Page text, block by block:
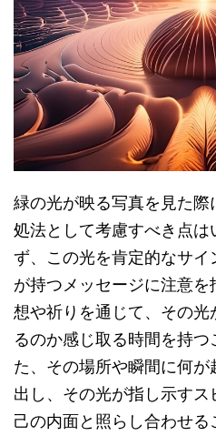
緑の光が映る写真を見た
処法として考慮すべき点は
ず、この光を肯定的なサ
が持つメッセージに注意
想や祈りを通じて、その
るのか感じ取る時間を持つ
た、その場所や瞬間に何
出し、その光が指し示す
己の内面と照らし合わせる